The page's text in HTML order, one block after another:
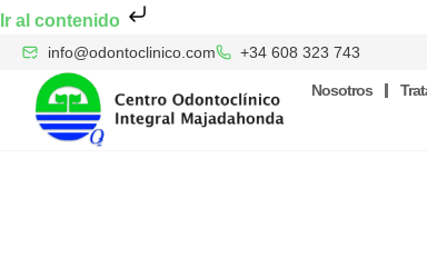
Ir al contenido
info@odontoclinico.com +34 608 323 743
Nosotros